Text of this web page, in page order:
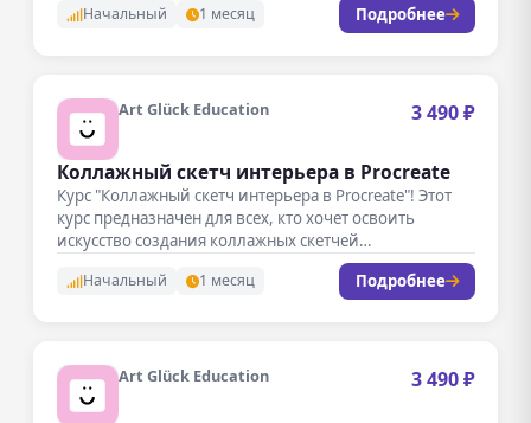
Начальный 1 месяц Подробнее
Art Glück Education 3 490 ₽
Коллажный скетч интерьера в Procreate
Курс "Коллажный скетч интерьера в Procreate"! Этот
курс предназначен для всех, кто хочет освоить
искусство создания коллажных скетчей…
Начальный 1 месяц Подробнее
Art Glück Education 3 490 ₽